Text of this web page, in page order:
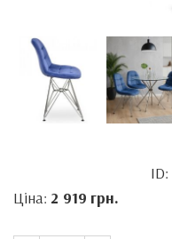
ID:
Ціна: 2 919 грн.